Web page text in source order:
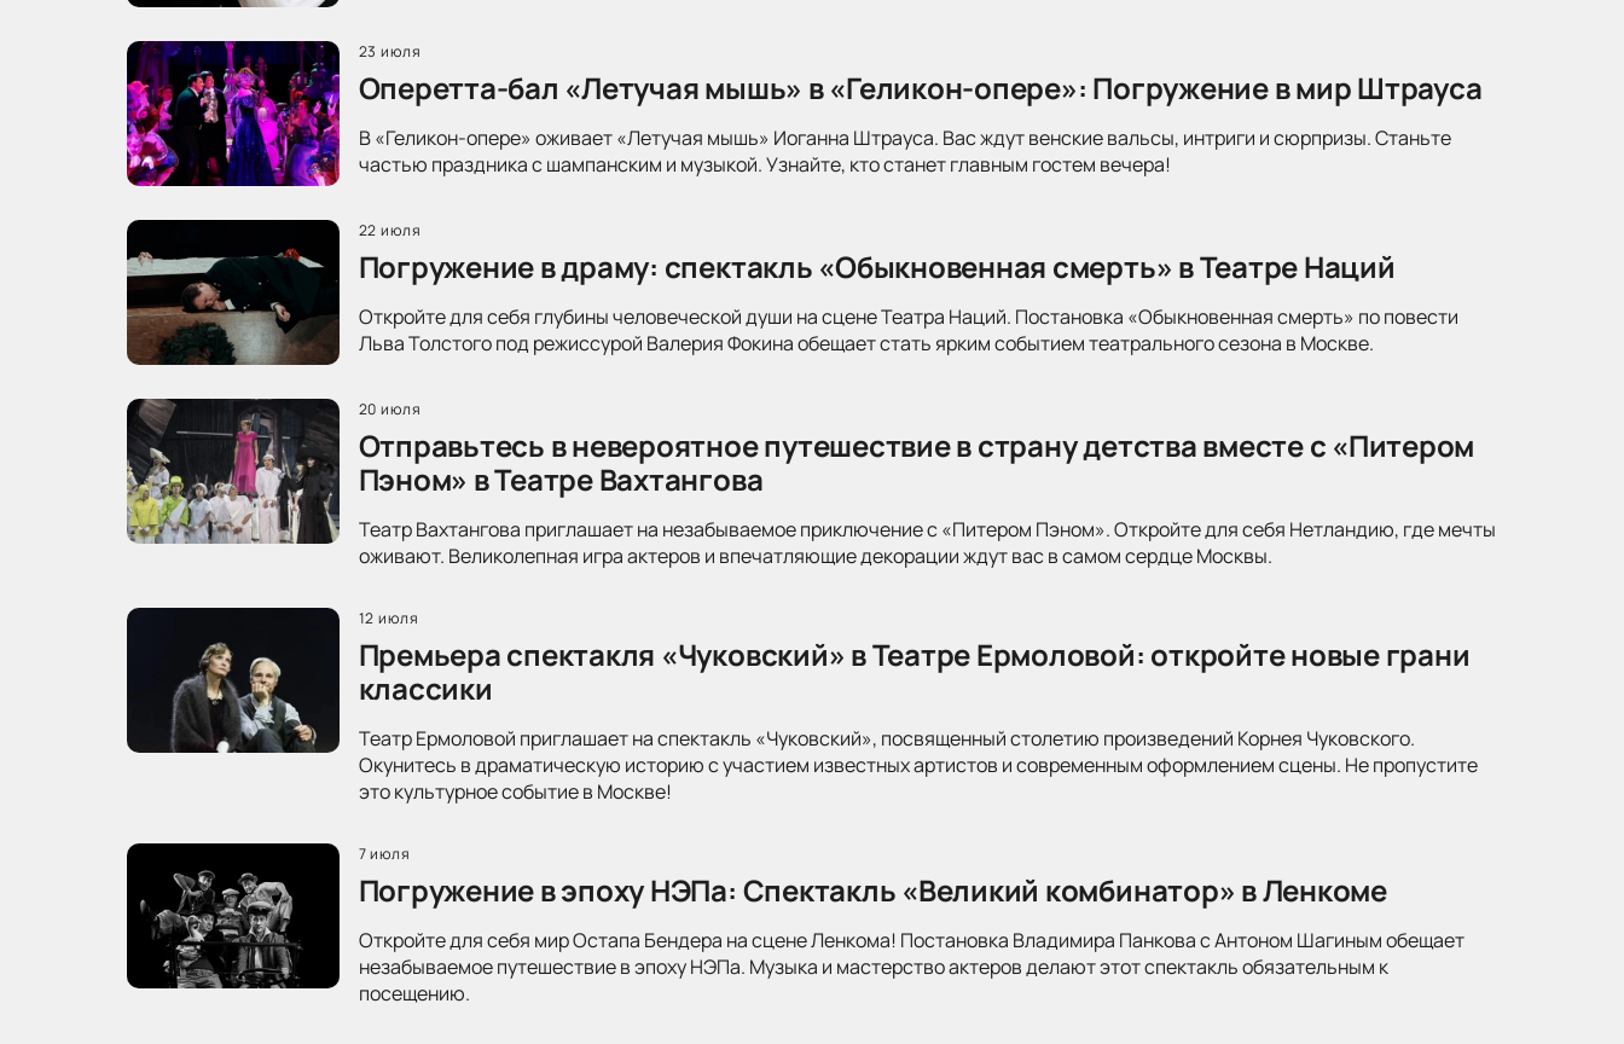
23 июля
Оперетта-бал «Летучая мышь» в «Геликон-опере»: Погружение в мир Штрауса
В «Геликон-опере» оживает «Летучая мышь» Иоганна Штрауса. Вас ждут венские вальсы, интриги и сюрпризы. Станьте
частью праздника с шампанским и музыкой. Узнайте, кто станет главным гостем вечера!
22 июля
Погружение в драму: спектакль «Обыкновенная смерть» в Театре Наций
Откройте для себя глубины человеческой души на сцене Театра Наций. Постановка «Обыкновенная смерть» по повести
Льва Толстого под режиссурой Валерия Фокина обещает стать ярким событием театрального сезона в Москве.
20 июля
Отправьтесь в невероятное путешествие в страну детства вместе с «Питером
Пэном» в Театре Вахтангова
Театр Вахтангова приглашает на незабываемое приключение с «Питером Пэном». Откройте для себя Нетландию, где мечты
оживают. Великолепная игра актеров и впечатляющие декорации ждут вас в самом сердце Москвы.
12 июля
Премьера спектакля «Чуковский» в Театре Ермоловой: откройте новые грани
классики
Театр Ермоловой приглашает на спектакль «Чуковский», посвященный столетию произведений Корнея Чуковского.
Окунитесь в драматическую историю с участием известных артистов и современным оформлением сцены. Не пропустите
это культурное событие в Москве!
7 июля
Погружение в эпоху НЭПа: Спектакль «Великий комбинатор» в Ленкоме
Откройте для себя мир Остапа Бендера на сцене Ленкома! Постановка Владимира Панкова с Антоном Шагиным обещает
незабываемое путешествие в эпоху НЭПа. Музыка и мастерство актеров делают этот спектакль обязательным к
посещению.